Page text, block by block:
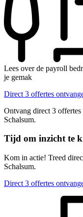
Lees over de payroll
je gemak
Direct 3 offertes
Ontvang direct 3
Schalsum.
Tijd om inzicht te
Kom in actie! Treed
Schalsum.
Direct 3 offertes